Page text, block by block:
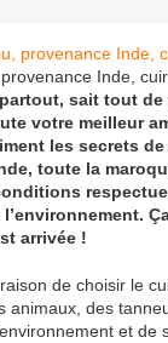
Inde,
sait tout
votre meilleur
les secrets
toute la
arrivée !
de choisir le
animaux, des
et de